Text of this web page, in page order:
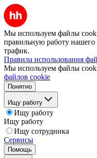
Мы используем файлы
правильную работу нашего
трафик.
Правила использования
Мы используем файлы
файлов cookie
Понятно
Ищу работу
Ищу работу
Ищу работу
Ищу сотрудника
Сервисы
Помощь